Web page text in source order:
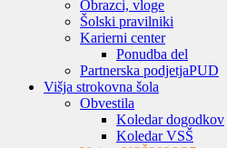
Obrazci, vloge
Šolski pravilniki
Karierni center
Ponudba del
Partnerska podjetjaPUD
Višja strokovna šola
Obvestila
Koledar dogodkov
Koledar VSŠ